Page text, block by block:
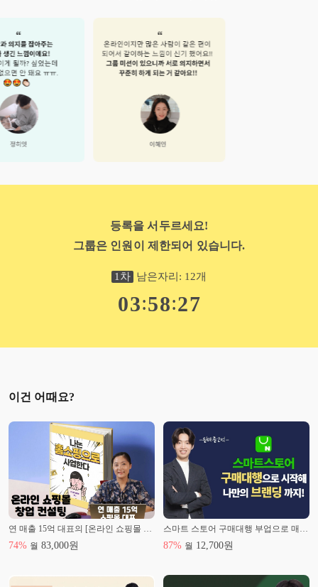
등록을 서두르세요!
그룹은 인원이 제한되어 있습니다.
1 차 남은자리: 12개
03:58:26
이건 어때요?
연 매출 15억 대표의 [온라인 쇼핑몰 창업 컨설팅]
74% 월 83,000원
스마트 스토어 구매대행 부업으로 매달 100만 원 벌기
87% 월 12,700원